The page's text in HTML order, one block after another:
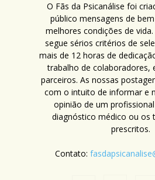
O Fãs da Psicanálise foi
público mensagens de
melhores condições de
segue sérios critérios de
mais de 12 horas de
trabalho de colaboradores,
parceiros. As nossas
com o intuito de informar e
opinião de um
diagnóstico médico ou os
prescritos.
Contato: